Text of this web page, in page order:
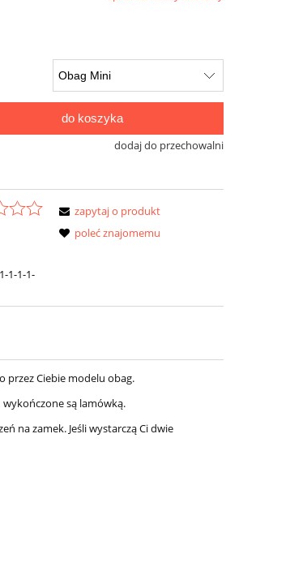
do koszyka
dodaj do przechowalni
1-1-1-
zapytaj o produkt
poleć znajomemu
przez Ciebie modelu obag.
wykończone są lamówką.
na zamek. Jeśli wystarczą Ci dwie